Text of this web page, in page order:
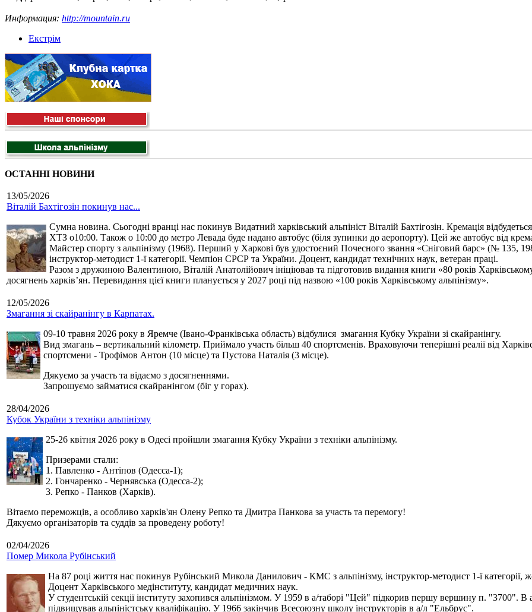
Информация: http://mountain.ru
Екстрім
ОСТАННІ НОВИНИ
13/05/2026
Віталій Бахтігозін покинув нас...
Сумна новина. Сьогодні вранці нас покинув Видатний харківський альпініст Віталій Бахтігозін. Кремація
ХТЗ о10:00. Також о 10:00 до метро Левада буде надано автобус (біля зупинки до аеропорту). Цей же автобус від
Майстер спорту з альпінізму (1968). Перший у Харкові був удостоєний Почесного звання «Сніговий барс» (№ 135,
інструктор-методист 1-ї категорії. Чемпіон СРСР та України. Доцент, кандидат технічних наук, ветеран праці.
Разом з дружиною Валентиною, Віталій Анатолійович ініціював та підготовив видання книги «80 років
досягнень харків’ян. Перевидання цієї книги планується у 2027 році під назвою «100 років Харківському альпінізму».
12/05/2026
Змагання зі скайранінгу в Карпатах.
09-10 травня 2026 року в Яремче (Івано-Франківська область) відбулися змагання Кубку України зі скайранінгу.
Вид змагань – вертикальний кілометр. Приймало участь більш 40 спортсменів. Враховуючи теперішні реалії від
спортсмени - Трофімов Антон (10 місце) та Пустова Наталія (3 місце).
Дякуємо за участь та відаємо з досягненнями.
Запрошуємо займатися скайранінгом (біг у горах).
28/04/2026
Кубок України з техніки альпінізму
25-26 квітня 2026 року в Одесі пройшли змагання Кубку України з техніки альпінізму.
Призерами стали:
1. Павленко - Антіпов (Одесса-1);
2. Гончаренко - Чернявська (Одесса-2);
3. Репко - Панков (Харків).
Вітаємо переможців, а особливо харків'ян Олену Репко та Дмитра Панкова за участь та перемогу!
Дякуємо організаторів та суддів за проведену роботу!
02/04/2026
Помер Микола Рубінський
На 87 році життя нас покинув Рубінський Микола Данилович - КМС з альпінізму, інструктор-методист 1-ї категорії,
Доцент Харківського медінституту, кандидат медичних наук.
У студентській секції інституту захопився альпінізмом. У 1959 в а/таборі "Цей" підкорив першу вершину п.
підвищував альпіністську кваліфікацію. У 1966 закінчив Всесоюзну школу інструкторів в а/л "Ельбрус".